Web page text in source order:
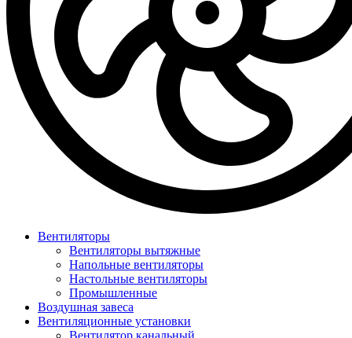
Вентиляторы
Вентиляторы вытяжные
Напольные вентиляторы
Настольные вентиляторы
Промышленные
Воздушная завеса
Вентиляционные установки
Вентилятор канальный